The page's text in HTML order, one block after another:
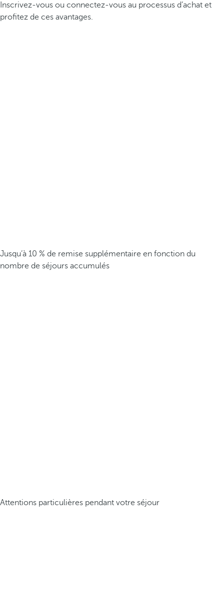
Inscrivez-vous ou connectez-vous au processus d’achat et
profitez de ces avantages.
Jusqu’à 10 % de remise supplémentaire en fonction du
nombre de séjours accumulés
Attentions particulières pendant votre séjour